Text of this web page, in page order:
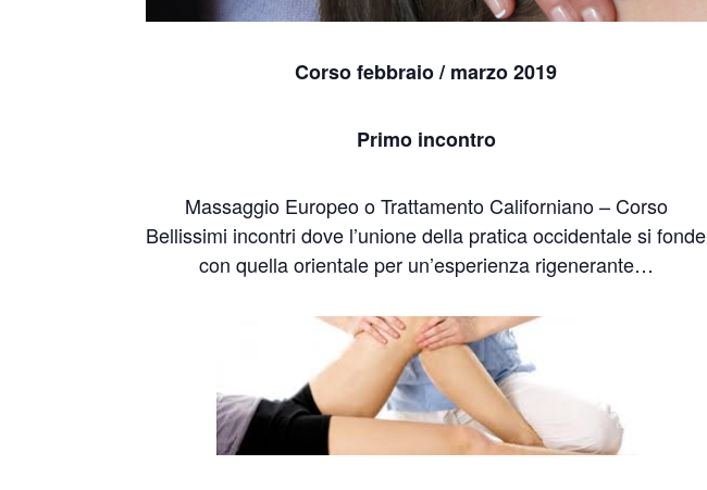
Corso febbraio / marzo 2019
Primo incontro
Massaggio Europeo o Trattamento Californiano – Corso
Bellissimi incontri dove l’unione della pratica occidentale si fonde
con quella orientale per un’esperienza rigenerante…